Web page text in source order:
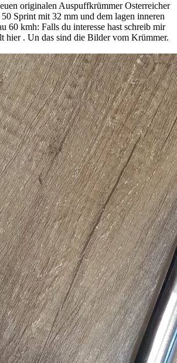
originalen Auspuffkrümmer Osterreicher
Sprint mit 32 mm und dem lagen inneren
60 kmh: Falls du interesse hast schreib mir
hier . Un das sind die Bilder vom Krümmer.